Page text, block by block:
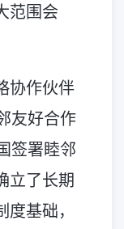
范围会
协作伙伴
友好合作
签署睦邻
立了长期
基础，